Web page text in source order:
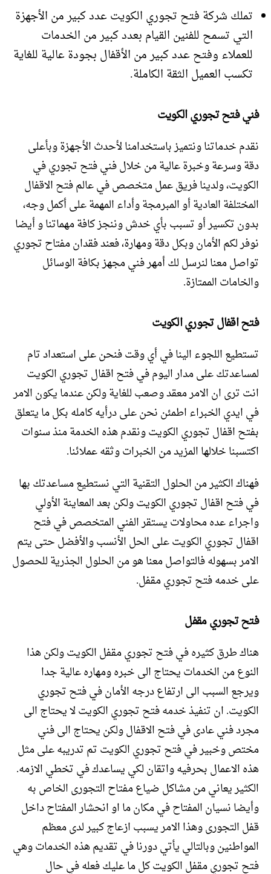
تملك شركة فتح تجوري الكويت عدد كبير من الأجهزة
التي تسمح للفنين القيام بعدد كبير من الخدمات
للعملاء وفتح عدد كبير من الأقفال بجودة عالية للغاية
تكسب العميل الثقة الكاملة.
فني فتح تجوري الكويت
نقدم خدماتنا ونتميز باستخدامنا لأحدث الأجهزة وبأعلى
دقة وسرعة وخبرة عالية من خلال فني فتح تجوري في
الكويت، ولدينا فريق عمل متخصص في عالم فتح الاقفال
المختلفة العادية أو المبرمجة وأداء المهمة على أكمل وجه،
بدون تكسير أو تسبب بأي خدش وننجز كافة مهماتنا و أيضا
نوفر لكم الأمان وبكل دقة ومهارة، فعند فقدان مفتاح تجوري
تواصل معنا لنرسل لك أمهر فني مجهز بكافة الوسائل
والخامات الممتازة.
فتح اقفال تجوري الكويت
تستطيع اللجوء الينا في أي وقت فنحن على استعداد تام
لمساعدتك على مدار اليوم في فتح اقفال تجوري الكويت
انت ترى ان الامر معقد وصعب للغاية ولكن عندما يكون الامر
في ايدي الخبراء اطمئن نحن على درأيه كامله بكل ما يتعلق
بفتح اقفال تجوري الكويت ونقدم هذه الخدمة منذ سنوات
اكتسبنا خلالها المزيد من الخبرات وثقه عملائنا.
فهناك الكثير من الحلول التقنية التي نستطيع مساعدتك بها
في فتح اقفال تجوري الكويت ولكن بعد المعاينة الأولي
واجراء عده محاولات يستقر الفني المتخصص في فتح
اقفال تجوري الكويت على الحل الأنسب والأفضل حتى يتم
الامر بسهوله فالتواصل معنا هو من الحلول الجذرية للحصول
على خدمه فتح تجوري مقفل.
فتح تجوري مقفل
هناك طرق كثيره في فتح تجوري مقفل الكويت ولكن هذا
النوع من الخدمات يحتاج الى خبره ومهاره عالية جدا
ويرجع السبب الى ارتفاع درجه الأمان في فتح تجوري
الكويت. ان تنفيذ خدمه فتح تجوري الكويت لا يحتاج الى
مجرد فني عادى في فتح الاقفال ولكن يحتاج الى فني
مختص وخبير في فتح تجوري الكويت تم تدريبه على مثل
هذه الاعمال بحرفيه واتقان لكي يساعدك في تخطي الازمه.
الكثير يعاني من مشاكل ضياع مفتاح التجورى الخاص به
وأيضا نسيان المفتاح في مكان ما او انحشار المفتاح داخل
قفل التجورى وهذا الامر يسبب ازعاج كبير لدى معظم
المواطنين وبالتالي يأتي دورنا في تقديم هذه الخدمات وهي
فتح تجوري مقفل الكويت كل ما عليك فعله في حال